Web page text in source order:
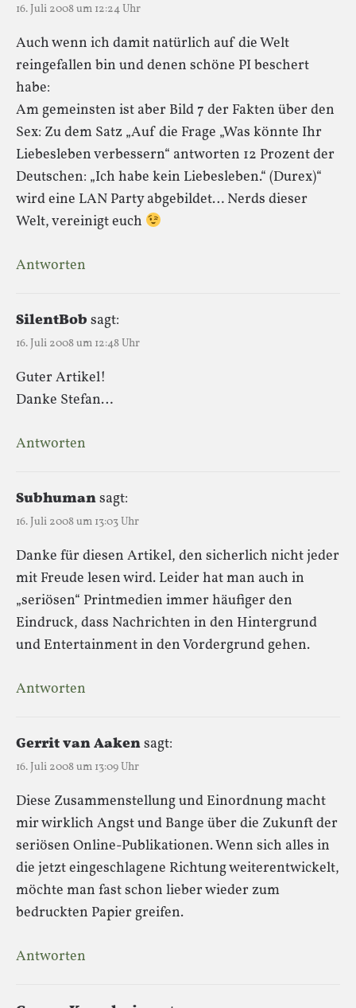
16. Juli 2008 um 12:24 Uhr
Auch wenn ich damit natürlich auf die Welt
reingefallen bin und denen schöne PI beschert
habe:
Am gemeinsten ist aber Bild 7 der Fakten über den
Sex: Zu dem Satz „Auf die Frage „Was könnte Ihr
Liebesleben verbessern“ antworten 12 Prozent der
Deutschen: „Ich habe kein Liebesleben.“ (Durex)“
wird eine LAN Party abgebildet… Nerds dieser
Welt, vereinigt euch
Antworten
SilentBob sagt:
16. Juli 2008 um 12:48 Uhr
Guter Artikel!
Danke Stefan…
Antworten
Subhumansagt:
16. Juli 2008 um 13:03 Uhr
Danke für diesen Artikel, den sicherlich nicht jeder
mit Freude lesen wird. Leider hat man auch in
„seriösen“ Printmedien immer häufiger den
Eindruck, dass Nachrichten in den Hintergrund
und Entertainment in den Vordergrund gehen.
Antworten
Gerrit van Aakensagt:
16. Juli 2008 um 13:09 Uhr
Diese Zusammenstellung und Einordnung macht
mir wirklich Angst und Bange über die Zukunft der
seriösen Online-Publikationen. Wenn sich alles in
die jetzt eingeschlagene Richtung weiterentwickelt,
möchte man fast schon lieber wieder zum
bedruckten Papier greifen.
Antworten